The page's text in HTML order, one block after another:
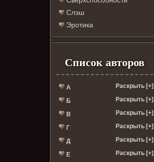
Слэш
Эротика
Список авторов
А Раскрыть [+]
Б Раскрыть [+]
В Раскрыть [+]
Г Раскрыть [+]
Д Раскрыть [+]
Е Раскрыть [+]